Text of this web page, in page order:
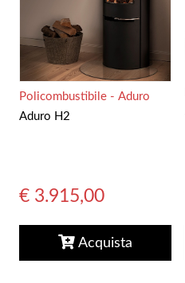
Aduro H2
Policombustibile - Aduro
€ 3.915,00
Acquista